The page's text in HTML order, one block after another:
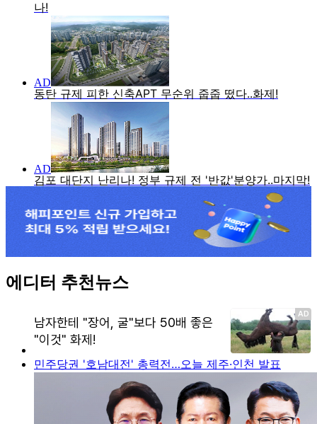
에디터 추천뉴스
민주당권 '호남대전' 총력전…오늘 제주·인천 발표